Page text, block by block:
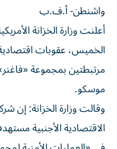
واشنطن- أ.ف.ب
أعلنت وزارة الخزانة
الخميس، عقوبات
مرتبطتين بمجموعة
موسكو.
وقالت وزارة الخزانة: إن
الاقتصادية الأجنبية